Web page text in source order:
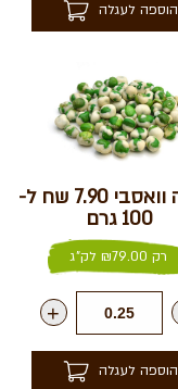
הוספה לעגלה
אפונה וואסבי 7.90 שח ל-
100 גרם
רק ₪79.00 לק"ג
+
הוספה לעגלה